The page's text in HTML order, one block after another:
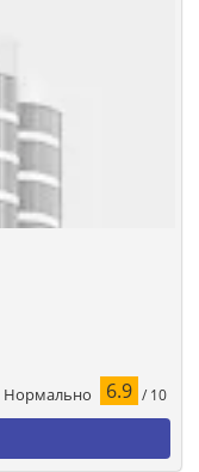
Нормально 6.9 / 10